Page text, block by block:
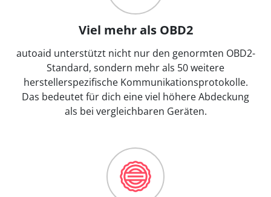
Viel mehr als OBD2
autoaid unterstützt nicht nur den genormten OBD2-
Standard, sondern mehr als 50 weitere
herstellerspezifische Kommunikationsprotokolle.
Das bedeutet für dich eine viel höhere Abdeckung
als bei vergleichbaren Geräten.